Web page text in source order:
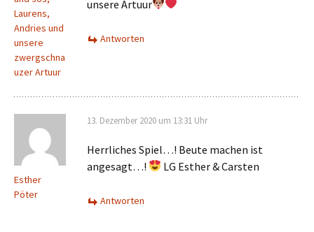
Laurens,
Andries und
unsere
zwergschna
uzer Artuur
unsere Artuur
Antworten
Esther
Pöter
13. Dezember 2020 um 13:31 Uhr
Herrliches Spiel…! Beute machen ist
angesagt…!
LG Esther & Carsten
Antworten